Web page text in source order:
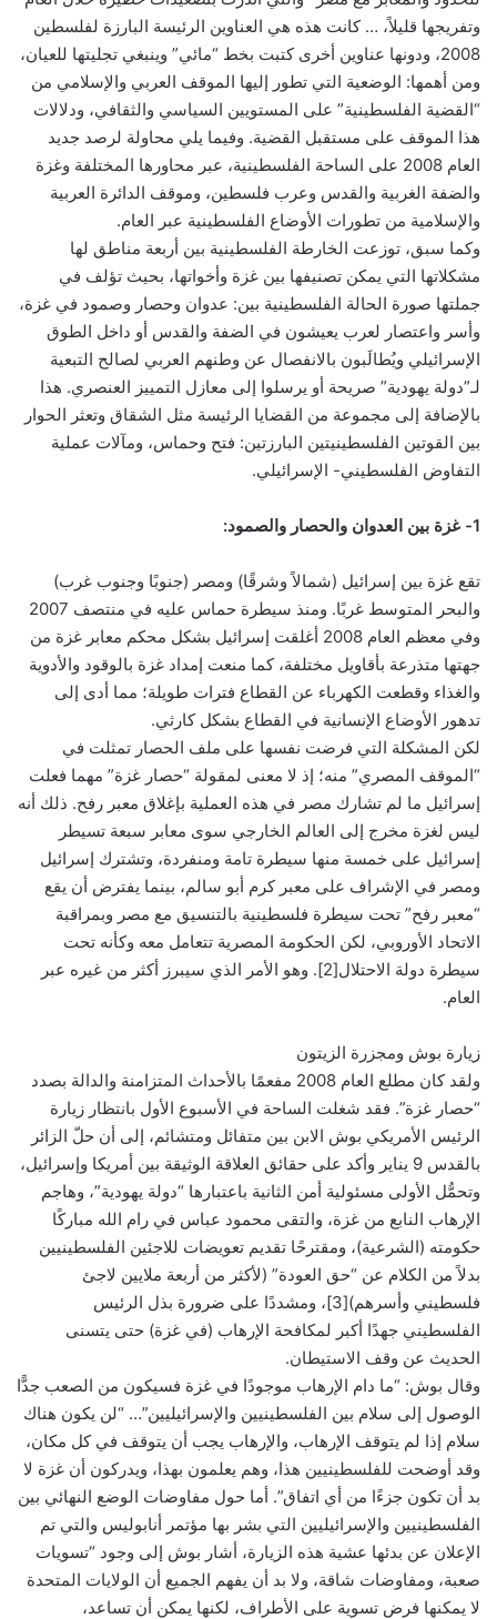
وتفريجها قليلاً، … كانت هذه هي العناوين الرئيسة البارزة لفلسطين
2008، ودونها عناوين أخرى كتبت بخط “مائي” وينبغي تجليتها للعيان،
ومن أهمها: الوضعية التي تطور إليها الموقف العربي والإسلامي من
“القضية الفلسطينية” على المستويين السياسي والثقافي، ودلالات
هذا الموقف على مستقبل القضية. وفيما يلي محاولة لرصد جديد
العام 2008 على الساحة الفلسطينية، عبر محاورها المختلفة وغزة
والضفة الغربية والقدس وعرب فلسطين، وموقف الدائرة العربية
والإسلامية من تطورات الأوضاع الفلسطينية عبر العام.
وكما سبق، توزعت الخارطة الفلسطينية بين أربعة مناطق لها
مشكلاتها التي يمكن تصنيفها بين غزة وأخواتها، بحيث تؤلف في
جملتها صورة الحالة الفلسطينية بين: عدوان وحصار وصمود في غزة،
وأسر واعتصار لعرب يعيشون في الضفة والقدس أو داخل الطوق
الإسرائيلي ويُطالَبون بالانفصال عن وطنهم العربي لصالح التبعية
لـ”دولة يهودية” صريحة أو يرسلوا إلى معازل التمييز العنصري. هذا
بالإضافة إلى مجموعة من القضايا الرئيسة مثل الشقاق وتعثر الحوار
بين القوتين الفلسطينيتين البارزتين: فتح وحماس، ومآلات عملية
التفاوض الفلسطيني- الإسرائيلي.
1- غزة بين العدوان والحصار والصمود:
تقع غزة بين إسرائيل (شمالاً وشرقًا) ومصر (جنوبًا وجنوب غرب)
والبحر المتوسط غربًا. ومنذ سيطرة حماس عليه في منتصف 2007
وفي معظم العام 2008 أغلقت إسرائيل بشكل محكم معابر غزة من
جهتها متذرعة بأقاويل مختلفة، كما منعت إمداد غزة بالوقود والأدوية
والغذاء وقطعت الكهرباء عن القطاع فترات طويلة؛ مما أدى إلى
تدهور الأوضاع الإنسانية في القطاع بشكل كارثي.
لكن المشكلة التي فرضت نفسها على ملف الحصار تمثلت في
“الموقف المصري” منه؛ إذ لا معنى لمقولة “حصار غزة” مهما فعلت
إسرائيل ما لم تشارك مصر في هذه العملية بإغلاق معبر رفح. ذلك أنه
ليس لغزة مخرج إلى العالم الخارجي سوى معابر سبعة تسيطر
إسرائيل على خمسة منها سيطرة تامة ومنفردة، وتشترك إسرائيل
ومصر في الإشراف على معبر كرم أبو سالم، بينما يفترض أن يقع
“معبر رفح” تحت سيطرة فلسطينية بالتنسيق مع مصر وبمراقبة
الاتحاد الأوروبي، لكن الحكومة المصرية تتعامل معه وكأنه تحت
سيطرة دولة الاحتلال[2]. وهو الأمر الذي سيبرز أكثر من غيره عبر
العام.
زيارة بوش ومجزرة الزيتون
ولقد كان مطلع العام 2008 مفعمًا بالأحداث المتزامنة والدالة بصدد
“حصار غزة”. فقد شغلت الساحة في الأسبوع الأول بانتظار زيارة
الرئيس الأمريكي بوش الابن بين متفائل ومتشائم، إلى أن حلّ الزائر
بالقدس 9 يناير وأكد على حقائق العلاقة الوثيقة بين أمريكا وإسرائيل،
وتحمُّل الأولى مسئولية أمن الثانية باعتبارها “دولة يهودية”، وهاجم
الإرهاب النابع من غزة، والتقى محمود عباس في رام الله مباركًا
حكومته (الشرعية)، ومقترحًا تقديم تعويضات للاجئين الفلسطينيين
بدلاً من الكلام عن “حق العودة” (لأكثر من أربعة ملايين لاجئ
فلسطيني وأسرهم)[3]، ومشددًا على ضرورة بذل الرئيس
الفلسطيني جهدًا أكبر لمكافحة الإرهاب (في غزة) حتى يتسنى
الحديث عن وقف الاستيطان.
وقال بوش: “ما دام الإرهاب موجودًا في غزة فسيكون من الصعب جدًّا
الوصول إلى سلام بين الفلسطينيين والإسرائيليين”… “لن يكون هناك
سلام إذا لم يتوقف الإرهاب، والإرهاب يجب أن يتوقف في كل مكان،
وقد أوضحت للفلسطينيين هذا، وهم يعلمون بهذا، ويدركون أن غزة لا
بد أن تكون جزءًا من أي اتفاق”. أما حول مفاوضات الوضع النهائي بين
الفلسطينيين والإسرائيليين التي بشر بها مؤتمر أنابوليس والتي تم
الإعلان عن بدئها عشية هذه الزيارة، أشار بوش إلى وجود “تسويات
صعبة، ومفاوضات شاقة، ولا بد أن يفهم الجميع أن الولايات المتحدة
لا يمكنها فرض تسوية على الأطراف، لكنها يمكن أن تساعد،